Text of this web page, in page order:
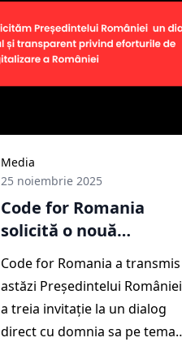
Media
25 noiembrie 2025
Code for Romania
solicită o nouă
întâlnire Președintelui
României pentru un
dialog real și
transparent privind
Code for Romania a transmis
astăzi Președintelui României
a treia invitație la un dialog
direct cu domnia sa pe tema